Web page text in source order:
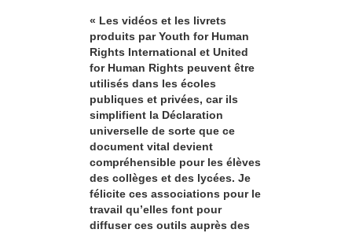
« Les vidéos et les livrets
produits par Youth for Human
Rights International et United
for Human Rights peuvent être
utilisés dans les écoles
publiques et privées, car ils
simplifient la Déclaration
universelle de sorte que ce
document vital devient
compréhensible pour les élèves
des collèges et des lycées. Je
félicite ces associations pour le
travail qu’elles font pour
diffuser ces outils auprès des